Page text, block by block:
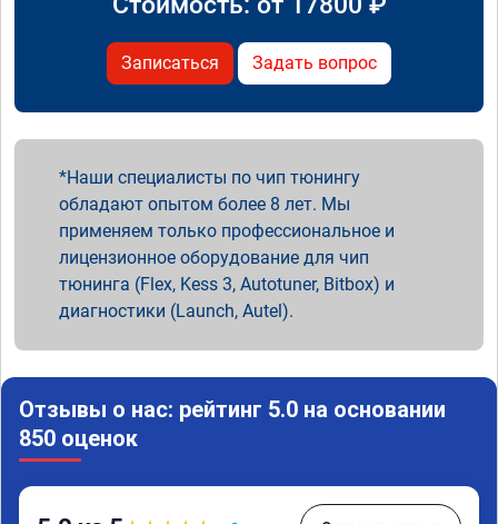
Записаться Задать вопрос
Наши специалисты по чип тюнингу
обладают опытом более 8 лет. Мы
применяем только профессиональное и
лицензионное оборудование для чип
тюнинга (Flex, Kess 3, Autotuner, Bitbox) и
диагностики (Launch, Autel).
Отзывы о нас: рейтинг 5.0 на основании
850 оценок